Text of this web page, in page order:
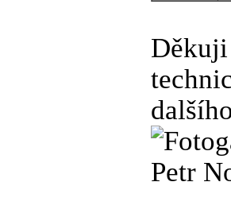
Děkuji
Petr